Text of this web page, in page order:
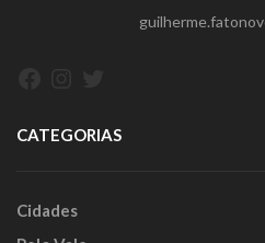
CATEGORIAS
Cidades